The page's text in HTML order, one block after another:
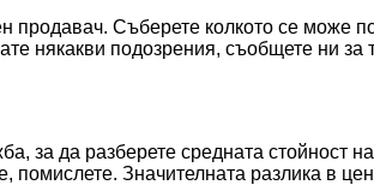
продавач. Съберете колкото се може
някакви подозрения, съобщете ни за
да разберете средната стойност
Значителната разлика в